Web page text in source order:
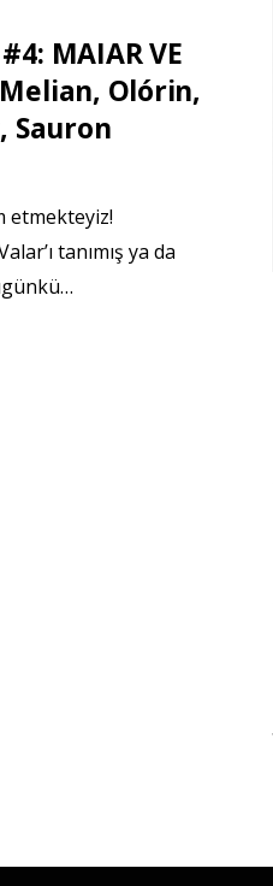
MAIAR VE
Melian, Olórin,
Sauron
etmekteyiz!
tanımış ya da